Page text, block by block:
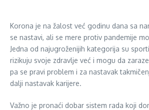
Korona je na žalost već godinu dana sa
se nastavi, ali se mere protiv pandemije
Jedna od najugroženijih kategorija su
rizikuju svoje zdravlje već i mogu da
pa se pravi problem i za nastavak
dalji nastavak karijere.
Važno je pronaći dobar sistem rada koji